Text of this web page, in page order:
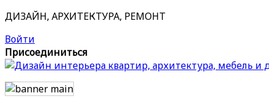
ДИЗАЙН, АРХИТЕКТУРА, РЕМОНТ
Войти
Присоединиться